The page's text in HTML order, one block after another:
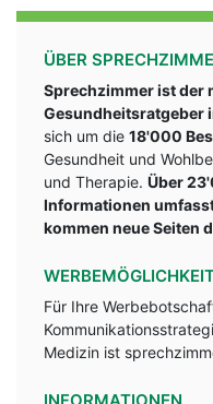
ÜBER
Sprechzimmer ist der
Gesundheitsratgeber
sich um die 18'000
Gesundheit und
und Therapie. Über
Informationen
kommen neue Seiten
Für Ihre
Medizin ist